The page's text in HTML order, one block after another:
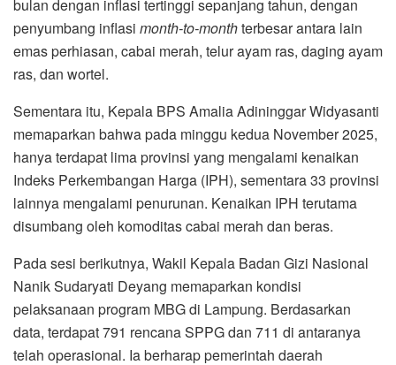
bulan dengan inflasi tertinggi sepanjang tahun, dengan
penyumbang inflasi month-to-monthterbesar antara lain
emas perhiasan, cabai merah, telur ayam ras, daging ayam
ras, dan wortel.
Sementara itu, Kepala BPS Amalia Adininggar Widyasanti
memaparkan bahwa pada minggu kedua November 2025,
hanya terdapat lima provinsi yang mengalami kenaikan
Indeks Perkembangan Harga (IPH), sementara 33 provinsi
lainnya mengalami penurunan. Kenaikan IPH terutama
disumbang oleh komoditas cabai merah dan beras.
Pada sesi berikutnya, Wakil Kepala Badan Gizi Nasional
Nanik Sudaryati Deyang memaparkan kondisi
pelaksanaan program MBG di Lampung. Berdasarkan
data, terdapat 791 rencana SPPG dan 711 di antaranya
telah operasional. Ia berharap pemerintah daerah